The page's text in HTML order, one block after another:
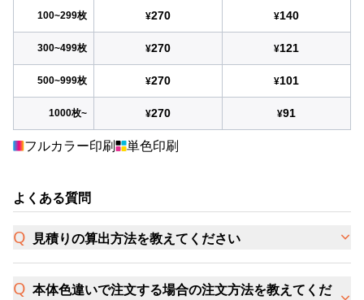
100~299枚 ¥270 ¥140
300~499枚 ¥270 ¥121
500~999枚 ¥270 ¥101
1000枚~ ¥270 ¥91
フルカラー印刷 単色印刷
よくある質問
見積りの算出方法を教えてください
本体色違いで注文する場合の注文方法を教えてくだ